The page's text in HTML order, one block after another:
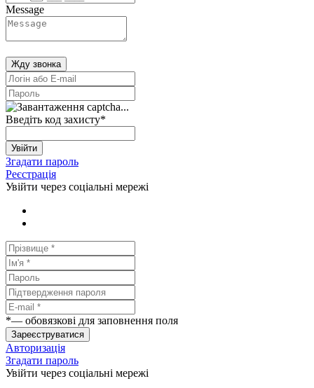
Message
Жду звонка
Введіть код захисту*
Увійти
Згадати пароль
Реєстрація
Увійти через соціальні мережі
*— обовязкові для заповнення поля
Зареєструватися
Авторизація
Згадати пароль
Увійти через соціальні мережі